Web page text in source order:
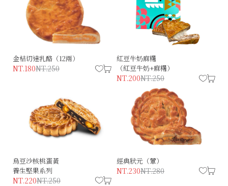
金桔切達乳酪（12兩）
NT.180NT.250
紅豆牛奶麻糬
（紅豆牛奶+麻糬）
NT.200NT.250
烏豆沙核桃蛋黃
養生堅果系列
NT.220NT.250
經典狀元（葷）
NT.230NT.280